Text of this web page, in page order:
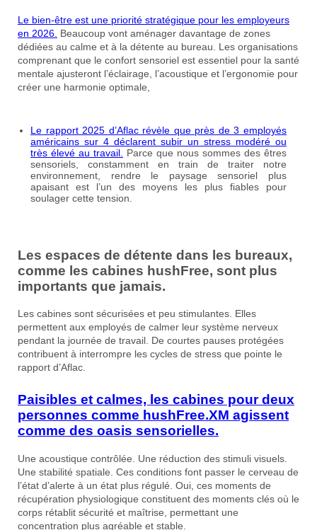
Le bien-être est une priorité stratégique pour les employeurs
en 2026. Beaucoup vont aménager davantage de zones
dédiées au calme et à la détente au bureau. Les organisations
comprenant que le confort sensoriel est essentiel pour la santé
mentale ajusteront l’éclairage, l’acoustique et l’ergonomie pour
créer une harmonie optimale,
Le rapport 2025 d’Aflac révèle que près de 3 employés
américains sur 4 déclarent subir un stress modéré ou
très élevé au travail.
Parce que nous sommes des êtres
sensoriels, constamment en train de traiter notre
environnement, rendre le paysage sensoriel plus
apaisant est l’un des moyens les plus fiables pour
soulager cette tension.
Les espaces de détente dans les bureaux,
comme les cabines hushFree, sont plus
importants que jamais.
Les cabines sont sécurisées et peu stimulantes. Elles
permettent aux employés de calmer leur système nerveux
pendant la journée de travail. De courtes pauses protégées
contribuent à interrompre les cycles de stress que pointe le
rapport d’Aflac.
Paisibles et calmes, les cabines pour deux
personnes comme hushFree.XM agissent
comme des oasis sensorielles.
Une acoustique contrôlée. Une réduction des stimuli visuels.
Une stabilité spatiale. Ces conditions font passer le cerveau de
l’état d’alerte à un état plus régulé. Oui, ces moments de
récupération physiologique constituent des moments clés où le
corps rétablit sécurité et maîtrise, permettant une
concentration plus agréable et stable.